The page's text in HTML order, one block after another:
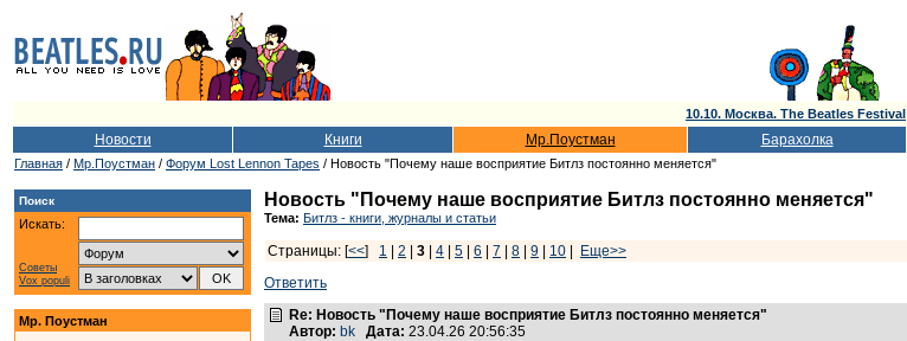
10.10. Москва. The Beatles Festival
Новости Книги Мр.Поустман Барахолка
Главная / Мр.Поустман / Форум Lost Lennon Tapes / Новость "Почему наше восприятие Битлз постоянно меняется"
Поиск
Искать:
Советы
Vox populi
Мр. Поустман
Новость "Почему наше восприятие Битлз постоянно меняется"
Тема: Битлз - книги, журналы и статьи
Страницы: [<<] 1 2 3 4 5 6 7 8 9 10
Еще>>
Ответить
Re: Новость "Почему наше восприятие Битлз постоянно меняется"
Автор: bk Дата: 23.04.26 20:56:35